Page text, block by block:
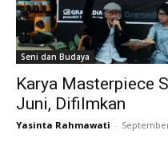
Seni dan Budaya
Karya Masterpiece
Juni, Difilmkan
Yasinta Rahmawati -